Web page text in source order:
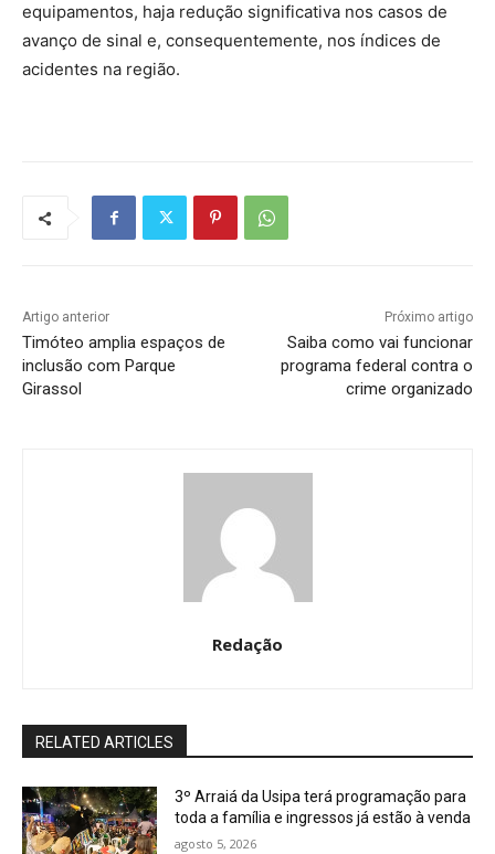
equipamentos, haja redução significativa nos casos de
avanço de sinal e, consequentemente, nos índices de
acidentes na região.
Artigo anterior
Timóteo amplia espaços de
inclusão com Parque
Girassol
Próximo artigo
Saiba como vai funcionar
programa federal contra o
crime organizado
Redação
RELATED ARTICLES
3º Arraiá da Usipa terá programação para
toda a família e ingressos já estão à venda
agosto 5, 2026